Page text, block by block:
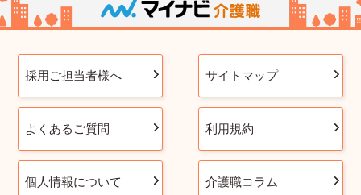
採用ご担当者様へ サイトマップ
よくあるご質問 利用規約
個人情報について 介護職コラム